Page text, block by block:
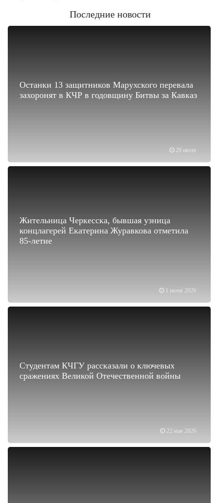
Последние новости
29 июля
Останки 13 защитников Марухского перевала
захоронят в КЧР в годовщину Битвы за Кавказ
1 июня 2026
Жительница Черкесска, бывшая узница
концлагерей Екатерина Журавкова отметила
85-летие
22 мая 2026
Студентам КЧГУ рассказали о ключевых
сражениях Великой Отечественной войны